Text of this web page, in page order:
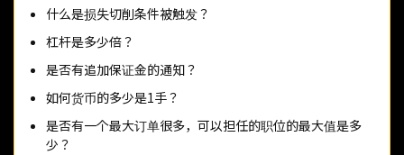
什么是损失切削条件被触发？
杠杆是多少倍？
是否有追加保证金的通知？
如何货币的多少是1手？
是否有一个最大订单很多，可以担任的职位的最大值是多
少？